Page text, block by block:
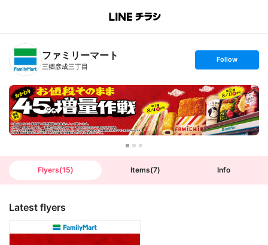
B
n
T
ファミリーマート
三郷彦成三丁目
s
t
o
l
l
o
w
Follow
Flyers(15) Items(7) Info
Latest flyers